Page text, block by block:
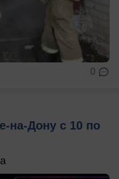
0
на-Дону с 10 по